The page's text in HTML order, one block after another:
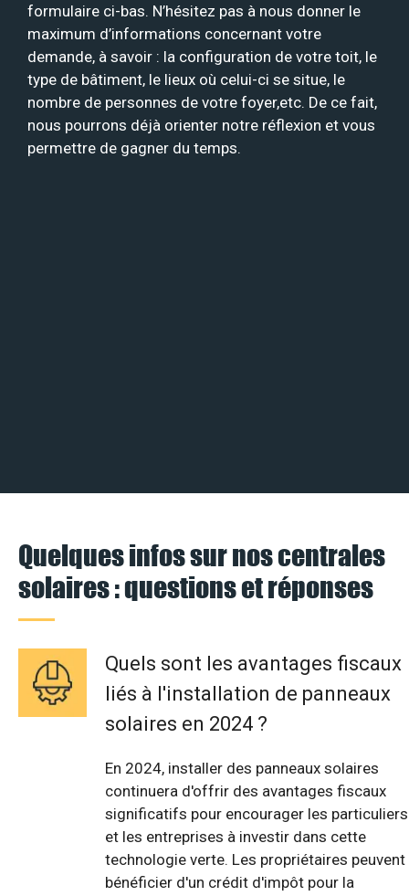
formulaire ci-bas. N’hésitez pas à nous donner le
maximum d’informations concernant votre
demande, à savoir : la configuration de votre toit, le
type de bâtiment, le lieux où celui-ci se situe, le
nombre de personnes de votre foyer,etc. De ce fait,
nous pourrons déjà orienter notre réflexion et vous
permettre de gagner du temps.
Quelques infos sur nos centrales
solaires : questions et réponses
Quels sont les avantages fiscaux
liés à l'installation de panneaux
solaires en 2024 ?
En 2024, installer des panneaux solaires
continuera d'offrir des avantages fiscaux
significatifs pour encourager les particuliers
et les entreprises à investir dans cette
technologie verte. Les propriétaires peuvent
bénéficier d'un crédit d'impôt pour la